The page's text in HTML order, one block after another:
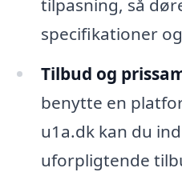
tilpasning, så
specifikationer
Tilbud og
benytte en
u1a.dk kan du
uforpligtende